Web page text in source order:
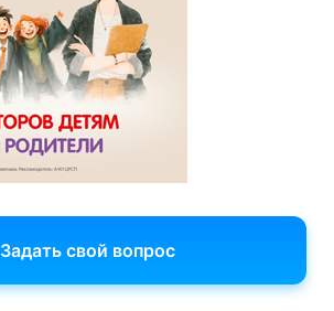
Задать свой вопрос